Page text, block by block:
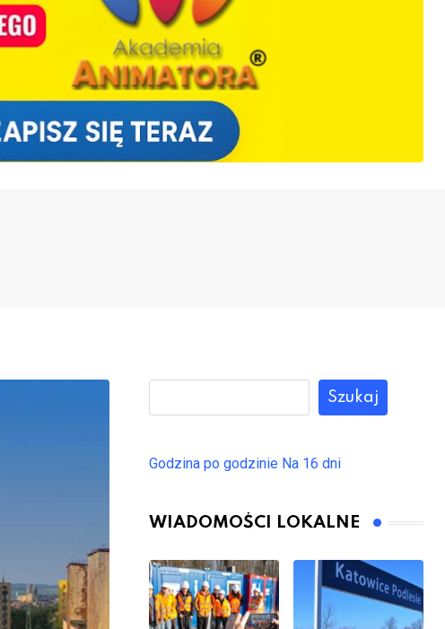
Szukaj
Godzina po godzinie Na 16 dni
WIADOMOŚCI LOKALNE